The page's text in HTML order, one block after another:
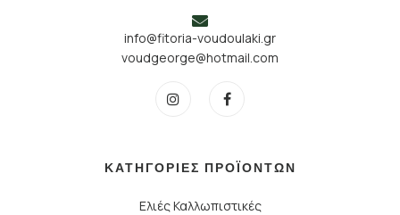
info@fitoria-voudoulaki.gr
voudgeorge@hotmail.com
ΚΑΤΗΓΟΡΙΕΣ ΠΡΟΪΟΝΤΩΝ
Ελιές Καλλωπιστικές